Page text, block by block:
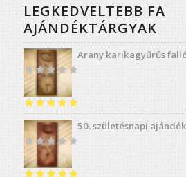
LEGKEDVELTEBB FA
AJÁNDÉKTÁRGYAK
Arany karikagyűrűs
Értékelés:4.98
/ 5
50. születésnapi